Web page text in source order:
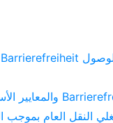
النقل العام بموجب